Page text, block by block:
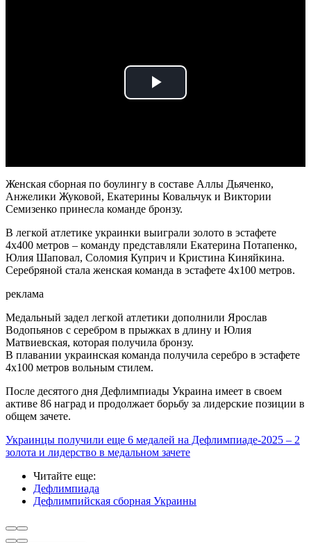
Play
Женская сборная по боулингу в составе Аллы Дьяченко,
Анжелики Жуковой, Екатерины Ковальчук и Виктории
Семизенко принесла команде бронзу.
В легкой атлетике украинки выиграли золото в эстафете
4х400 метров – команду представляли Екатерина Потапенко,
Юлия Шаповал, Соломия Куприч и Кристина Киняйкина.
Серебряной стала женская команда в эстафете 4х100 метров.
реклама
Медальный задел легкой атлетики дополнили Ярослав
Водопьянов с серебром в прыжках в длину и Юлия
Матвиевская, которая получила бронзу.
В плавании украинская команда получила серебро в эстафете
4х100 метров вольным стилем.
После десятого дня Дефлимпиады Украина имеет в своем
активе 86 наград и продолжает борьбу за лидерские позиции в
общем зачете.
Украинцы получили еще 6 медалей на Дефлимпиаде-2025 – 2
золота и лидерство в медальном зачете
Читайте еще:
Дефлимпиада
Дефлимпийская сборная Украины